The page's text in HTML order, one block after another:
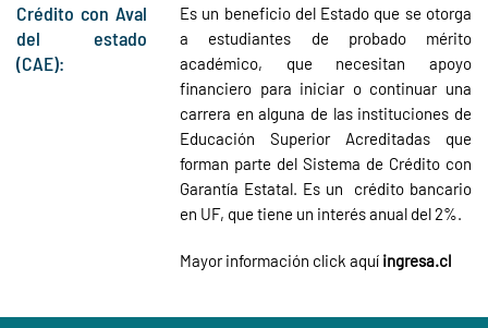
Crédito con Aval
del estado
(CAE):
Es un beneficio del Estado que se otorga
a estudiantes de probado mérito
académico, que necesitan apoyo
financiero para iniciar o continuar una
carrera en alguna de las instituciones de
Educación Superior Acreditadas que
forman parte del Sistema de Crédito con
Garantía Estatal. Es un crédito bancario
en UF, que tiene un interés anual del 2%.
Mayor información click aquí ingresa.cl